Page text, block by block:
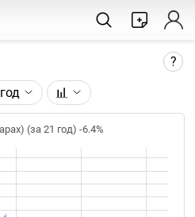
?
FOREX.
- цена закрытия дня,
таймфрейм
автоматически
графика.
(за 21 год) -6.4%